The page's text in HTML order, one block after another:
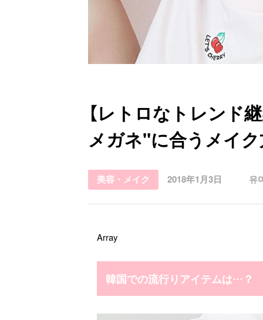
【レトロなトレンド
メガネ"に合うメイ
美容・メイク 2018年1月3日 유
Array
韓国での流行りアイテムは…？